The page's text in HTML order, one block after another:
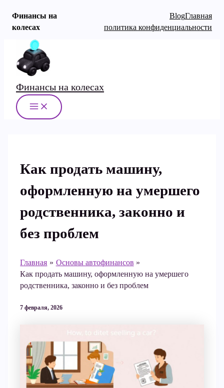
Финансы на
колесах
BlogГлавная
политика конфиденциальности
Перейти
содержимому
Финансы на колесах
MAIN
MENU
Как продать машину,
оформленную на умершего
родственника, законно и
без проблем
Главная
Основы автофинансов
Как продать машину, оформленную на умершего
родственника, законно и без проблем
7 февраля, 2026